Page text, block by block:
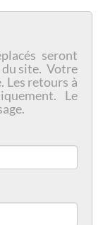
seront
site. Votre
Les retours à
Le